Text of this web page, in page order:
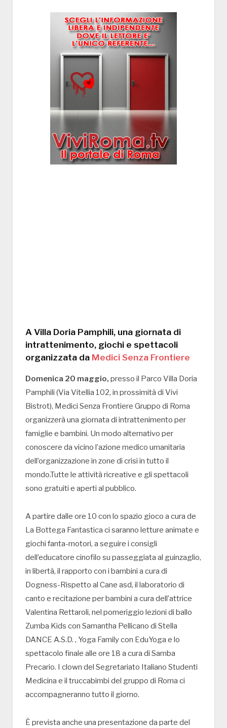
A Villa Doria Pamphili, una giornata di
intrattenimento, giochi e spettacoli
organizzata da Medici Senza Frontiere
Domenica 20 maggio, presso il Parco Villa Doria
Pamphili (Via Vitellia 102, in prossimità di Vivi
Bistrot), Medici Senza Frontiere Gruppo di Roma
organizzerà una giornata di intrattenimento per
famiglie e bambini. Un modo alternativo per
conoscere da vicino l’azione medico umanitaria
dell’organizzazione in zone di crisi in tutto il
mondo.Tutte le attività ricreative e gli spettacoli
sono gratuiti e aperti al pubblico.
A partire dalle ore 10 con lo spazio gioco a cura de
La Bottega Fantastica ci saranno letture animate e
giochi fanta-motori, a seguire i consigli
dell’educatore cinofilo su passeggiata al guinzaglio,
in libertà, il rapporto con i bambini a cura di
Dogness-Rispetto al Cane asd, il laboratorio di
canto e recitazione per bambini a cura dell’attrice
Valentina Rettaroli, nel pomeriggio lezioni di ballo
Zumba Kids con Samantha Pellicano di Stella
DANCE A.S.D. , Yoga Family con EduYoga e lo
spettacolo finale alle ore 18 a cura di Samba
Precario. I clown del Segretariato Italiano Studenti
Medicina e il truccabimbi del gruppo di Roma ci
accompagneranno tutto il giorno.
È prevista anche una presentazione da parte del